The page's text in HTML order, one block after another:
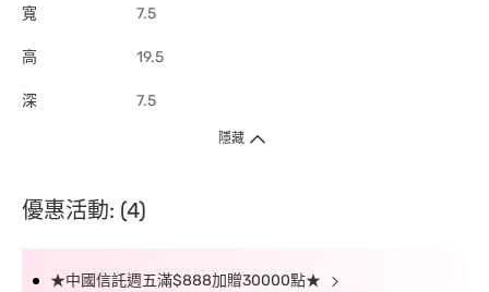
寬 7.5
高 19.5
深 7.5
隱藏
優惠活動: (4)
★中國信託週五滿$888加贈30000點★